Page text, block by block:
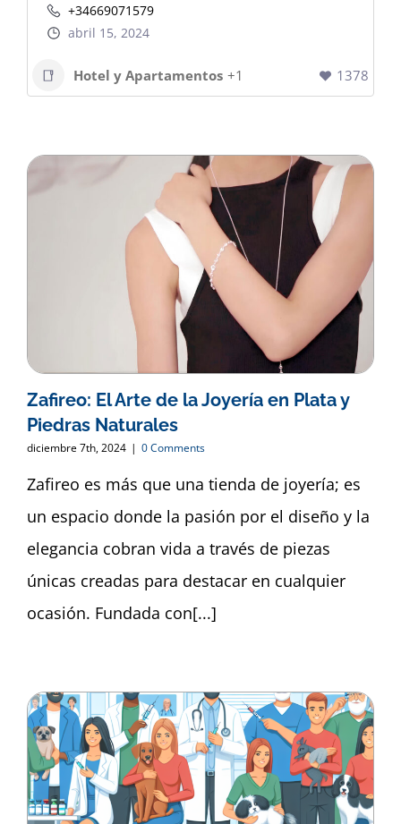
+34669071579
abril 15, 2024
Hotel y Apartamentos +1 1378
Zafireo: El Arte de la Joyería en Plata y
Piedras Naturales
diciembre 7th, 2024 | 0 Comments
Zafireo es más que una tienda de joyería; es
un espacio donde la pasión por el diseño y la
elegancia cobran vida a través de piezas
únicas creadas para destacar en cualquier
ocasión. Fundada con[...]